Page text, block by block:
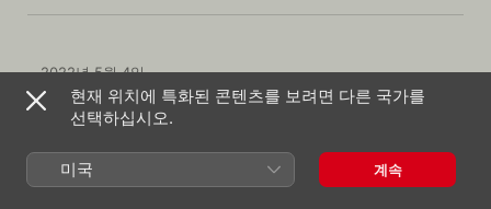
2022년 5월 4일
노래 2곡, 12분
℗ 2022 Dooroomi Cooperation, under license to POCLANOS
현재 위치에 특화된 콘텐츠를 보려면 다른 국가를
선택하십시오.
미국 계속